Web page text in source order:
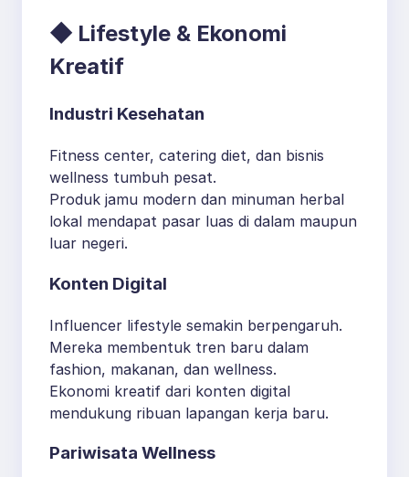
◆ Lifestyle & Ekonomi
Kreatif
Industri Kesehatan
Fitness center, catering diet, dan bisnis
wellness tumbuh pesat.
Produk jamu modern dan minuman herbal
lokal mendapat pasar luas di dalam maupun
luar negeri.
Konten Digital
Influencer lifestyle semakin berpengaruh.
Mereka membentuk tren baru dalam
fashion, makanan, dan wellness.
Ekonomi kreatif dari konten digital
mendukung ribuan lapangan kerja baru.
Pariwisata Wellness